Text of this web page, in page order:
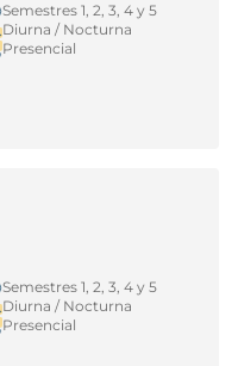
Semestres 1, 2, 3, 4 y 5
Diurna / Nocturna
Presencial
Semestres 1, 2, 3, 4 y 5
Diurna / Nocturna
Presencial